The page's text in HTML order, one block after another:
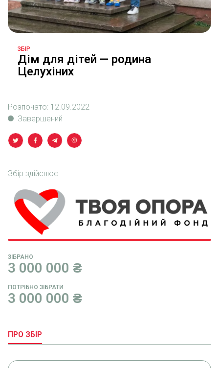
ЗБІР
Дім для дітей — родина
Целухіних
Розпочато: 12.09.2022
Завершений
Збір здійснює
ЗІБРАНО
3 000 000 ₴
ПОТРІБНО ЗІБРАТИ
3 000 000 ₴
ПРО ЗБІР